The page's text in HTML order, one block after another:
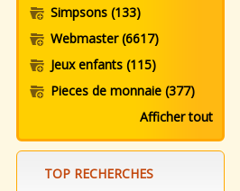
Simpsons (133)
Webmaster(6617)
Jeux enfants (115)
Pieces de monnaie (377)
Afficher tout
TOP RECHERCHES